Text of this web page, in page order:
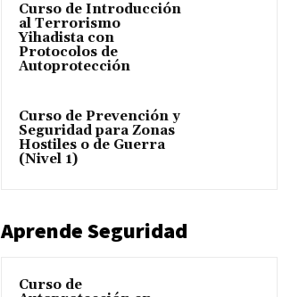
Curso de Introducción
al Terrorismo
Yihadista con
Protocolos de
Autoprotección
Curso de Prevención y
Seguridad para Zonas
Hostiles o de Guerra
(Nivel 1)
Aprende Seguridad
Curso de